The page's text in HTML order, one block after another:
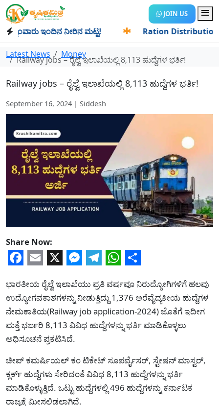
JOIN US
ಇಂದಿನ ನೀರಿನ ಮಟ್ಟ! Ration Distribution-
Latest News Money
Railway jobs – ರೈಲ್ವೆ ಇಲಾಖೆಯಲ್ಲಿ 8,113 ಹುದ್ದೆಗಳ ಭರ್ತಿ!
Railway jobs – ರೈಲ್ವೆ ಇಲಾಖೆಯಲ್ಲಿ 8,113 ಹುದ್ದೆಗಳ ಭರ್ತಿ!
September 16, 2024 | Siddesh
Share Now:
Facebook
Email
X Messenger
Telegram
WhatsApp
Share
ಭಾರತೀಯ ರೈಲ್ವೆ ಇಲಾಖೆಯು ಪ್ರತಿ ವರ್ಷವೂ ನಿರುದ್ಯೋಗಿಗಳಿಗೆ ಹಲವು
ಉದ್ಯೋಗವಕಾಶಗಳನ್ನು ನೀಡುತ್ತಿದ್ದು 1,376 ಅರೆವೈದ್ಯಕೀಯ ಹುದ್ದೆಗಳ
ನೇಮಕಾತಿಯ(Railway job application-2024) ಜೊತೆಗೆ ಇದೀಗ
ಮತ್ತೆ ಭರ್ಜರಿ 8,113 ವಿವಿಧ ಹುದ್ದೆಗಳನ್ನು ಭರ್ತಿ ಮಾಡಿಕೊಳ್ಳಲು
ಅಧಿಸೂಚನೆ ಪ್ರಕಟಿಸಿದೆ.
ಚೀಪ್ ಕಮರ್ಷಿಯಲ್ ಕಂ ಟಿಕೇಟ್ ಸೂಪರ್ವೈಸರ್, ಸ್ಟೇಷನ್ ಮಾಸ್ಟರ್,
ಕ್ಲರ್ಕ್ ಹುದ್ದೆಗಳು ಸೇರಿದಂತೆ ವಿವಿಧ 8,113 ಹುದ್ದೆಗಳನ್ನು ಭರ್ತಿ
ಮಾಡಿಕೊಳ್ಳುತ್ತಿದೆ. ಒಟ್ಟು ಹುದ್ದೆಗಳಲ್ಲಿ 496 ಹುದ್ದೆಗಳನ್ನು ಕರ್ನಾಟಕ
ರಾಜ್ಯಕ್ಕೆ ಮೀಸಲಿಡಲಾಗಿದೆ.